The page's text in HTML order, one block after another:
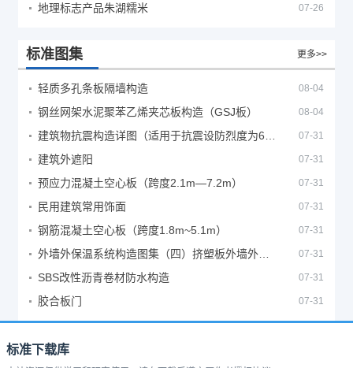
地理标志产品朱湖糯米 07-26
标准图集 更多>>
轻质多孔条板隔墙构造 08-04
钢丝网架水泥聚苯乙烯夹芯板构造（GSJ板） 08-04
07-31
建筑外遮阳 07-31
预应力混凝土空心板（跨度2.1m—7.2m） 07-31
民用建筑常用饰面 07-31
钢筋混凝土空心板（跨度1.8m~5.1m） 07-31
07-31
SBS改性沥青卷材防水构造 07-31
胶合板门 07-31
标准下载库